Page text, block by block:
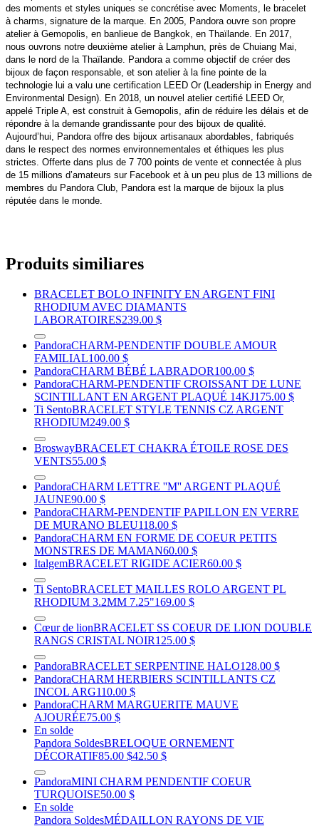
des moments et styles uniques se concrétise avec Moments, le bracelet
à charms, signature de la marque. En 2005, Pandora ouvre son propre
atelier à Gemopolis, en banlieue de Bangkok, en Thaïlande. En 2017,
nous ouvrons notre deuxième atelier à Lamphun, près de Chuiang Mai,
dans le nord de la Thaïlande. Pandora a comme objectif de créer des
bijoux de façon responsable, et son atelier à la fine pointe de la
technologie lui a valu une certification LEED Or (Leadership in Energy and
Environmental Design). En 2018, un nouvel atelier certifié LEED Or,
appelé Triple A, est construit à Gemopolis, afin de réduire les délais et de
répondre à la demande grandissante pour des bijoux de qualité.
Aujourd’hui, Pandora offre des bijoux artisanaux abordables, fabriqués
dans le respect des normes environnementales et éthiques les plus
strictes. Offerte dans plus de 7 700 points de vente et connectée à plus
de 15 millions d’amateurs sur Facebook et à un peu plus de 13 millions de
membres du Pandora Club, Pandora est la marque de bijoux la plus
réputée dans le monde.
Produits similiares
BRACELET BOLO INFINITY EN ARGENT FINI
RHODIUM AVEC DIAMANTS
LABORATOIRES239.00 $
PandoraCHARM-PENDENTIF DOUBLE AMOUR
FAMILIAL100.00 $
PandoraCHARM BÉBÉ LABRADOR100.00 $
PandoraCHARM-PENDENTIF CROISSANT DE LUNE
SCINTILLANT EN ARGENT PLAQUÉ 14KJ175.00 $
Ti SentoBRACELET STYLE TENNIS CZ ARGENT
RHODIUM249.00 $
BroswayBRACELET CHAKRA ÉTOILE ROSE DES
VENTS55.00 $
PandoraCHARM LETTRE ''M'' ARGENT PLAQUÉ
JAUNE90.00 $
PandoraCHARM-PENDENTIF PAPILLON EN VERRE
DE MURANO BLEU118.00 $
PandoraCHARM EN FORME DE COEUR PETITS
MONSTRES DE MAMAN60.00 $
ItalgemBRACELET RIGIDE ACIER60.00 $
Ti SentoBRACELET MAILLES ROLO ARGENT PL
RHODIUM 3.2MM 7.25"169.00 $
Cœur de lionBRACELET SS COEUR DE LION DOUBLE
RANGS CRISTAL NOIR125.00 $
PandoraBRACELET SERPENTINE HALO128.00 $
PandoraCHARM HERBIERS SCINTILLANTS CZ
INCOL ARG110.00 $
PandoraCHARM MARGUERITE MAUVE
AJOURÉE75.00 $
En solde
Pandora SoldesBRELOQUE ORNEMENT
DÉCORATIF85.00 $42.50 $
PandoraMINI CHARM PENDENTIF COEUR
TURQUOISE50.00 $
En solde
Pandora SoldesMÉDAILLON RAYONS DE VIE